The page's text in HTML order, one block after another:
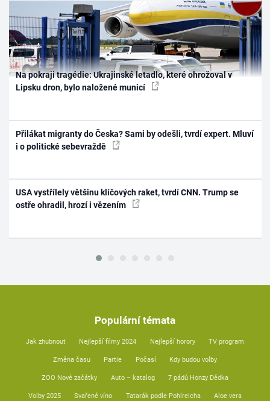
Na pokraji tragédie: Ukrajinské letadlo, které ohrožoval v
Lipsku dron, bylo naložené municí
Přilákat migranty do Česka? Sami by odešli, tvrdí expert. Mluví
i o politické sebevraždě
USA vystřílely většinu klíčových raket, tvrdí CNN. Trump se
ostře ohradil, hrozí i vězením
Populární témata
Jak zhubnout Nejlepší filmy 2024 Nejlepší horory TV program
Změna času Partie Počasí Kdy budou volby
ZOO Nové začátky Auto – katalog 7 pádů Honzy Dědka
Volby 2025 Svařené víno Tatarák podle Pohlreicha Aloe vera